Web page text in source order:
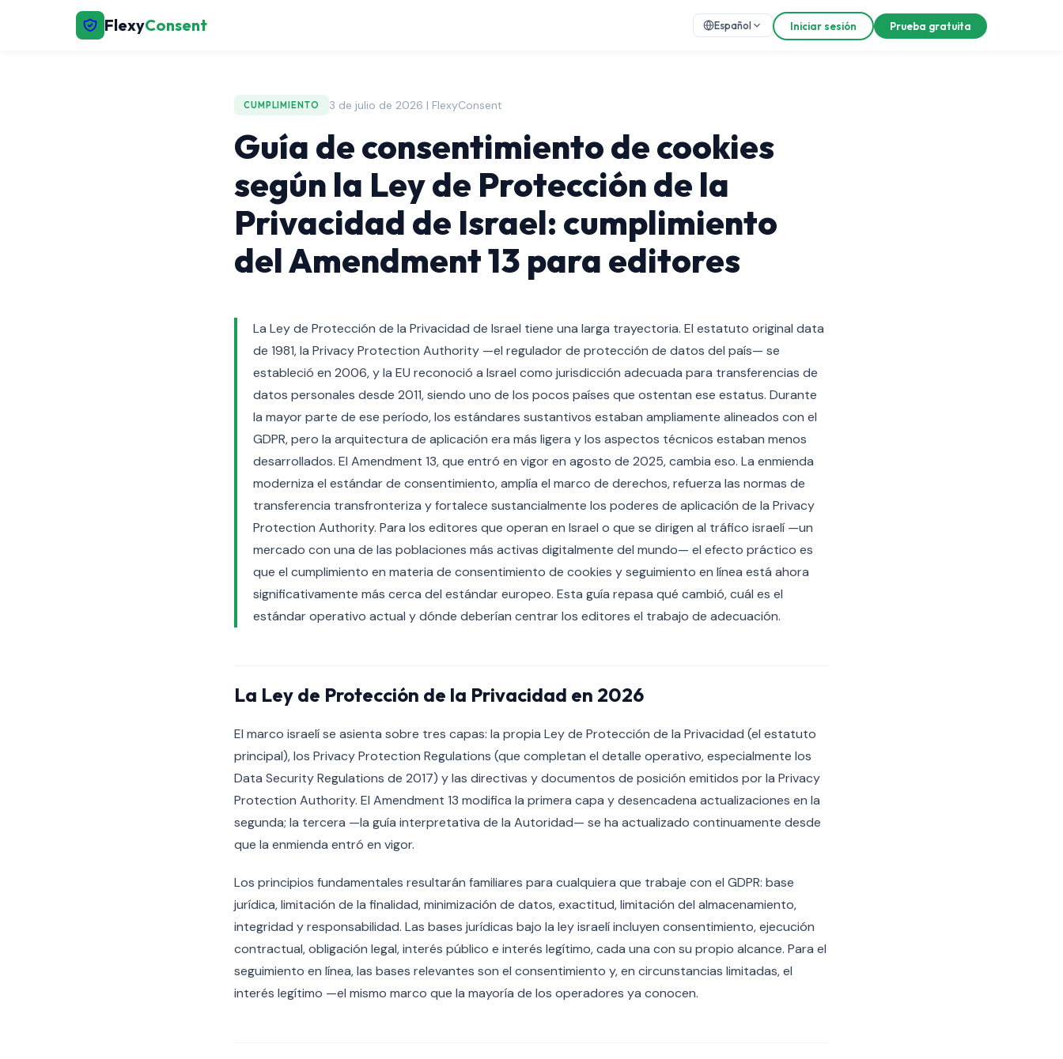
FlexyConsent Español Iniciar sesión Prueba gratuita
CUMPLIMIENTO 3 de julio de 2026 | FlexyConsent
Guía de consentimiento de cookies
según la Ley de Protección de la
Privacidad de Israel: cumplimiento
del Amendment 13 para editores
La Ley de Protección de la Privacidad de Israel tiene una larga trayectoria. El estatuto original data
de 1981, la Privacy Protection Authority —el regulador de protección de datos del país— se
estableció en 2006, y la EU reconoció a Israel como jurisdicción adecuada para transferencias de
datos personales desde 2011, siendo uno de los pocos países que ostentan ese estatus. Durante
la mayor parte de ese período, los estándares sustantivos estaban ampliamente alineados con el
GDPR, pero la arquitectura de aplicación era más ligera y los aspectos técnicos estaban menos
desarrollados. El Amendment 13, que entró en vigor en agosto de 2025, cambia eso. La enmienda
moderniza el estándar de consentimiento, amplía el marco de derechos, refuerza las normas de
transferencia transfronteriza y fortalece sustancialmente los poderes de aplicación de la Privacy
Protection Authority. Para los editores que operan en Israel o que se dirigen al tráfico israelí —un
mercado con una de las poblaciones más activas digitalmente del mundo— el efecto práctico es
que el cumplimiento en materia de consentimiento de cookies y seguimiento en línea está ahora
significativamente más cerca del estándar europeo. Esta guía repasa qué cambió, cuál es el
estándar operativo actual y dónde deberían centrar los editores el trabajo de adecuación.
La Ley de Protección de la Privacidad en 2026
El marco israelí se asienta sobre tres capas: la propia Ley de Protección de la Privacidad (el estatuto
principal), los Privacy Protection Regulations (que completan el detalle operativo, especialmente los
Data Security Regulations de 2017) y las directivas y documentos de posición emitidos por la Privacy
Protection Authority. El Amendment 13 modifica la primera capa y desencadena actualizaciones en la
segunda; la tercera —la guía interpretativa de la Autoridad— se ha actualizado continuamente desde
que la enmienda entró en vigor.
Los principios fundamentales resultarán familiares para cualquiera que trabaje con el GDPR: base
jurídica, limitación de la finalidad, minimización de datos, exactitud, limitación del almacenamiento,
integridad y responsabilidad. Las bases jurídicas bajo la ley israelí incluyen consentimiento, ejecución
contractual, obligación legal, interés público e interés legítimo, cada una con su propio alcance. Para el
seguimiento en línea, las bases relevantes son el consentimiento y, en circunstancias limitadas, el
interés legítimo —el mismo marco que la mayoría de los operadores ya conocen.